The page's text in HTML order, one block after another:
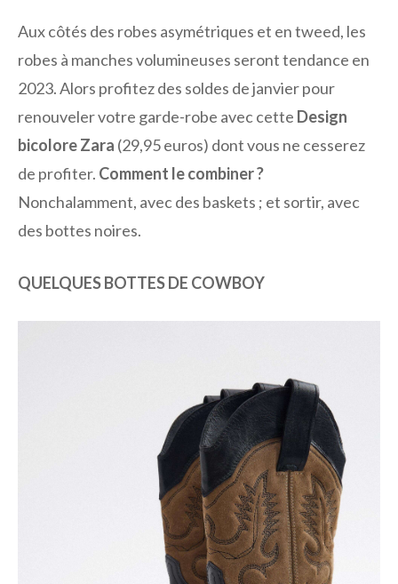
Aux côtés des robes asymétriques et en tweed, les
robes à manches volumineuses seront tendance en
2023. Alors profitez des soldes de janvier pour
renouveler votre garde-robe avec cette Design
bicolore Zara (29,95 euros) dont vous ne cesserez
de profiter. Comment le combiner ?
Nonchalamment, avec des baskets ; et sortir, avec
des bottes noires.
QUELQUES BOTTES DE COWBOY